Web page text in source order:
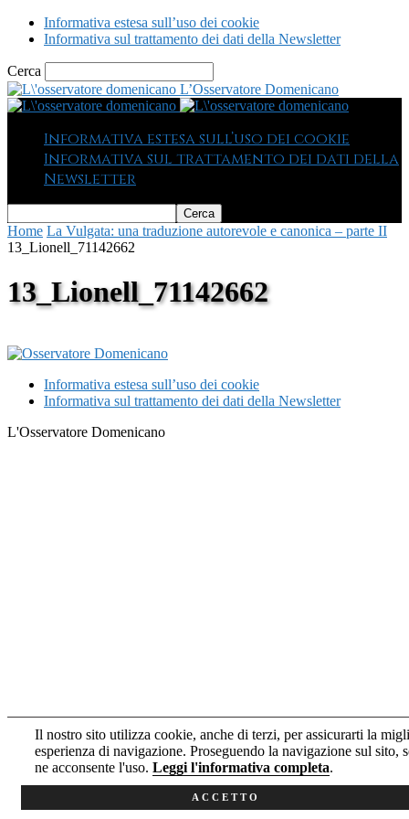
Il nostro sito utilizza cookie, anche di terzi, per assicurarti la
esperienza di navigazione. Proseguendo la navigazione sul sito,
ne acconsente l'uso. Leggi l'informativa completa.
ACCETTO
Informativa estesa sull’uso dei cookie
Informativa sul trattamento dei dati della Newsletter
Cerca
L’Osservatore Domenicano
Informativa estesa sull’uso dei cookie
Informativa sul trattamento dei dati della
Newsletter
Home La Vulgata: una traduzione autorevole e canonica – parte II
13_Lionell_71142662
13_Lionell_71142662
Informativa estesa sull’uso dei cookie
Informativa sul trattamento dei dati della Newsletter
L'Osservatore Domenicano